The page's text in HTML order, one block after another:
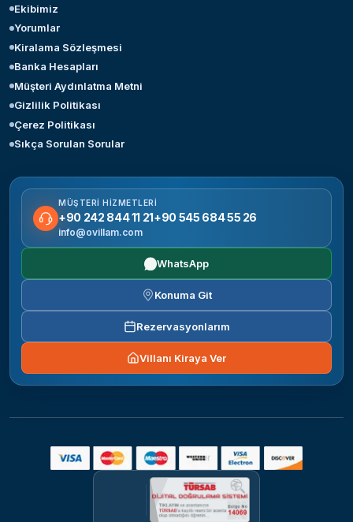
Ekibimiz
Yorumlar
Kiralama Sözleşmesi
Banka Hesapları
Müşteri Aydınlatma Metni
Gizlilik Politikası
Çerez Politikası
Sıkça Sorulan Sorular
MÜŞTERI HIZMETLERI
+90 242 844 11 21+90 545 684 55 26
info@ovillam.com
WhatsApp
Konuma Git
Rezervasyonlarım
Villanı Kiraya Ver